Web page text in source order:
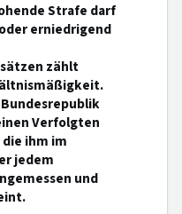
Strafe darf
erniedrigend
zählt
Verfolgten
ihm im
jedem
und